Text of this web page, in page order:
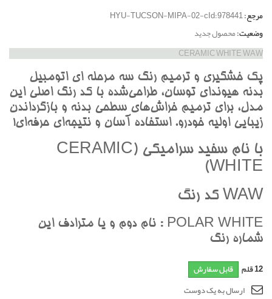
مرجع:HYU-TUCSON-MIPA-02-cId:978441
وضعیت:محصول جدید
CERAMIC WHITE WAW
پک خشگيري و ترميم رنگ سه مرحله اي اتومبيل
بدنه هيونداي توسان، طراحي‌شده با کد رنگ اصلي اين
مدل، براي ترميم خراش‌هاي سطحي بدنه و بازگرداندن
زيبايي اوليه خودرو. استفاده آسان و نتيجه‌اي حرفه‌اي!
با نام سفيد سراميکي (CERAMIC
WHITE)
WAW کد رنگ
POLAR WHITE : نام دوم و يا مترادف اين
شماره رنگ
12قلم قابل سفارش
ارسال به یک دوست